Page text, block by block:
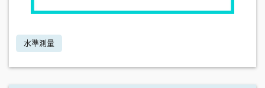
水準測量